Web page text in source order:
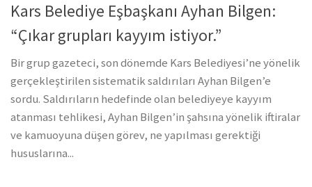
Kars Belediye Eşbaşkanı Ayhan Bilgen:
“Çıkar grupları kayyım istiyor.”
Bir grup gazeteci, son dönemde Kars Belediyesi’ne yönelik
gerçekleştirilen sistematik saldırıları Ayhan Bilgen’e
sordu. Saldırıların hedefinde olan belediyeye kayyım
atanması tehlikesi, Ayhan Bilgen’in şahsına yönelik iftiralar
ve kamuoyuna düşen görev, ne yapılması gerektiği
hususlarına...